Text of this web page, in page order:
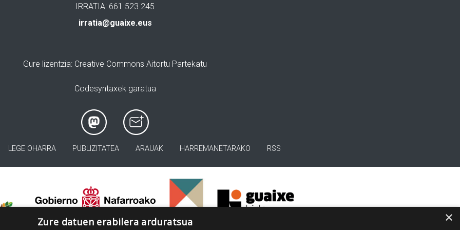
IRRATIA: 661 523 245
irratia@guaixe.eus
Gure lizentzia: Creative Commons Aitortu Partekatu
Codesyntaxek garatua
LEGE OHARRA PUBLIZITATEA ARAUAK HARREMANETARAKO RSS
×
Zure datuen erabilera arduratsua